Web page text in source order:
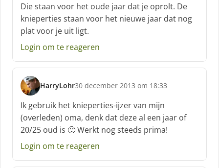
Die staan voor het oude jaar dat je oprolt. De
knieperties staan voor het nieuwe jaar dat nog
plat voor je uit ligt.
Login om te reageren
HarryLohr
s
c
h
r
e
e
f
:
30 december 2013 om 18:33
Ik gebruik het knieperties-ijzer van mijn
(overleden) oma, denk dat deze al een jaar of
20/25 oud is 🙂 Werkt nog steeds prima!
Login om te reageren